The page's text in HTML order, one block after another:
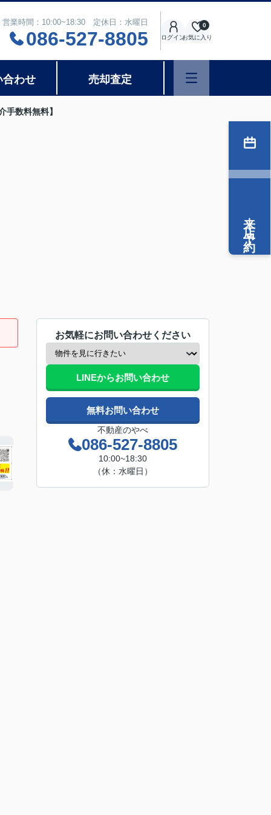
営業時間：10:00~18:30 定休日：水曜日
086-527-8805 ログインお気に入り
0
合わせ 売却査定
数料無料】
お気軽にお問い合わせください
LINEからお問い合わせ
無料お問い合わせ
不動産のやべ
086-527-8805
10:00~18:30
（休：水曜日）
来店予約